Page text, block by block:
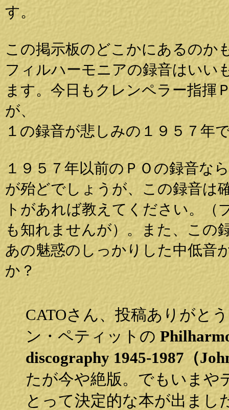
す。
この掲示板のどこかにあるのか
フィルハーモニアの録音はいい
ます。今日もクレンペラー指揮
が、
１の録音が悲しみの１９５７年
１９５７年以前のＰＯの録音な
が殆どでしょうが、この録音は
トがあれば教えてください。（
も知れませんが）。また、この
あの魅惑のしっかりした中低音
か？
CATOさん、投稿ありがと
ン・ペティットの
discography 1945-1987（
たが今や絶版。でもいまや
とって決定的な本が出まし